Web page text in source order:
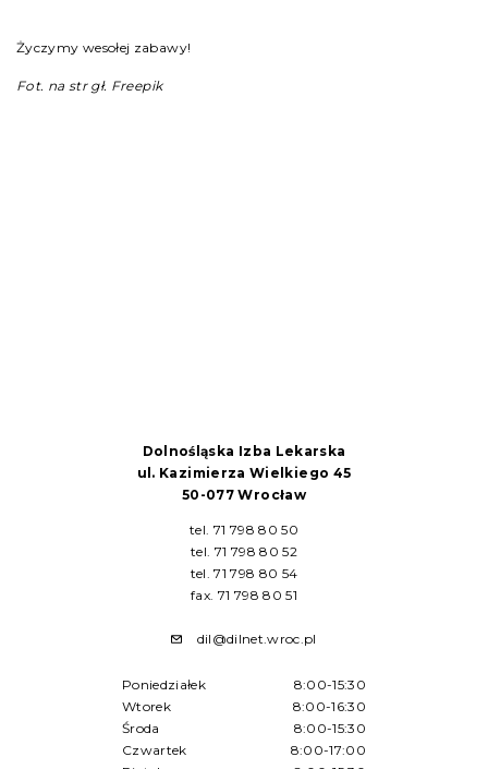
Życzymy wesołej zabawy!
Fot. na str gł. Freepik
Dolnośląska Izba Lekarska
ul. Kazimierza Wielkiego 45
50-077 Wrocław
tel. 71 798 80 50
tel. 71 798 80 52
tel. 71 798 80 54
fax. 71 798 80 51
dil@dilnet.wroc.pl
Poniedziałek
8:00-15:30
Wtorek
8:00-16:30
Środa
8:00-15:30
Czwartek
8:00-17:00